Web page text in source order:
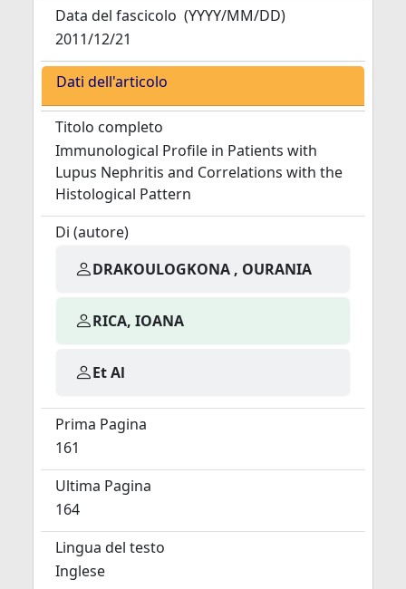
Data del fascicolo (YYYY/MM/DD)
2011/12/21
Dati dell'articolo
Titolo completo
Immunological Profile in Patients with
Lupus Nephritis and Correlations with the
Histological Pattern
Di (autore)
DRAKOULOGKONA , OURANIA
RICA, IOANA
Et Al
Prima Pagina
161
Ultima Pagina
164
Lingua del testo
Inglese